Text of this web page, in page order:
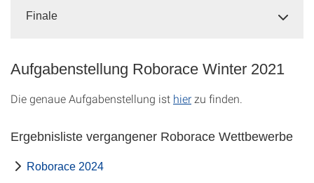
Finale
Aufgabenstellung Roborace Winter 2021
Die genaue Aufgabenstellung ist hier zu finden.
Ergebnisliste vergangener Roborace Wettbewerbe
Roborace 2024